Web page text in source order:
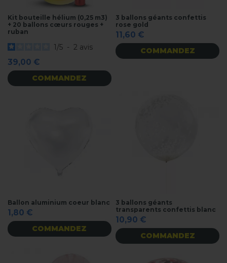
Kit bouteille hélium (0,25 m3)
+ 20 ballons cœurs rouges +
ruban
1/5 - 2 avis
39,00 €
COMMANDEZ
3 ballons géants confettis
rose gold
11,60 €
COMMANDEZ
Ballon aluminium coeur blanc
1,80 €
COMMANDEZ
3 ballons géants
transparents confettis blanc
10,90 €
COMMANDEZ